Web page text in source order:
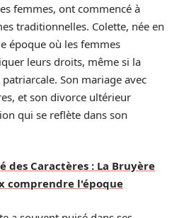
femmes, ont commencé à
traditionnelles. Colette, née en
époque où les femmes
leurs droits, même si la
Son mariage avec
et son divorce ultérieur
qui se reflète dans son
des Caractères : La Bruyère
comprendre l'époque